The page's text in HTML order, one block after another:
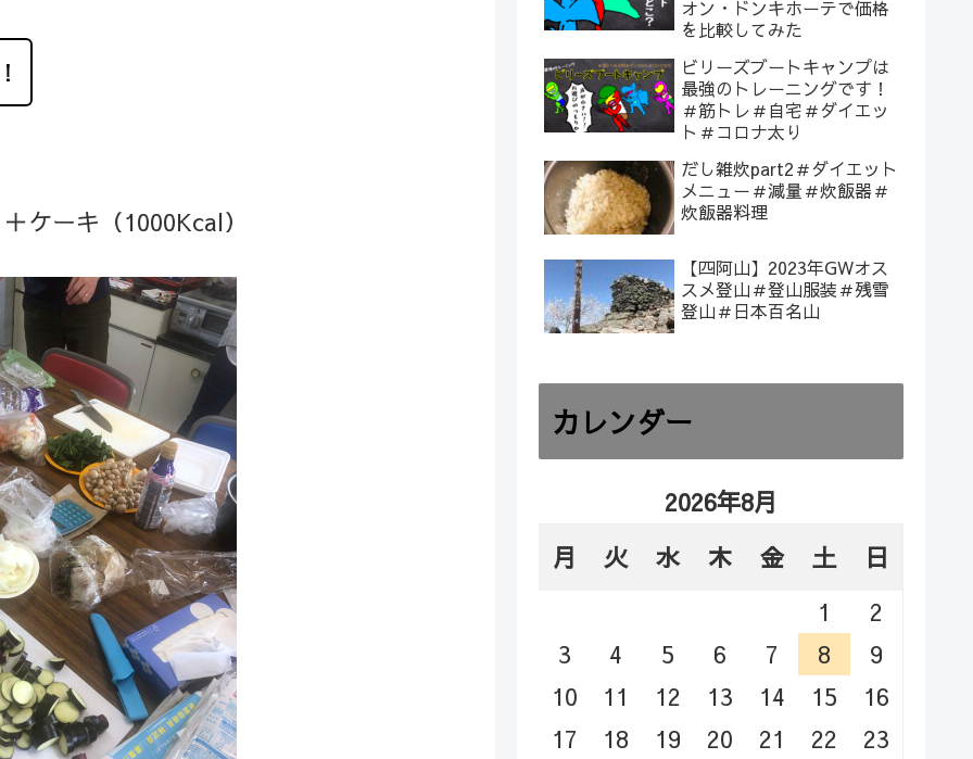
ケーキ（1000Kcal）
オン・ドンキホーテで価格
を比較してみた
ビリーズブートキャンプは
最強のトレーニングです！
＃筋トレ＃自宅＃ダイエッ
ト＃コロナ太り
だし雑炊part2＃ダイエット
メニュー＃減量＃炊飯器＃
炊飯器料理
【四阿山】2023年GWオス
スメ登山＃登山服装＃残雪
登山＃日本百名山
カレンダー
2026年8月
月
火 水 木 金 土
日
1
2
3
4 5 6 7 8
9
10
11 12 13 14 15
16
17
18 19 20 21 22 23